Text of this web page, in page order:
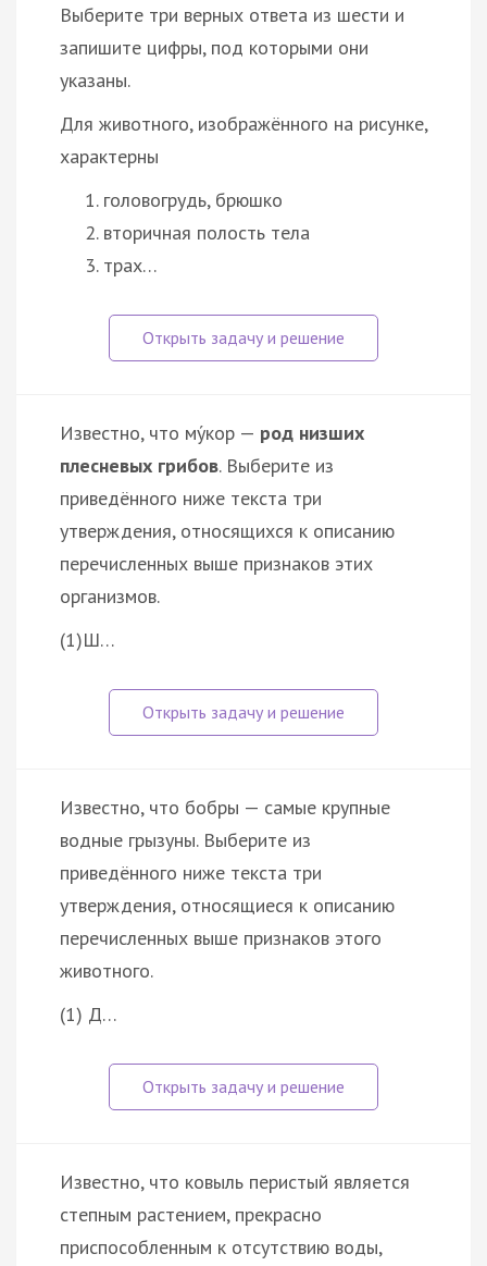
Выберите три верных ответа из шести и
запишите цифры, под которыми они
указаны.
Для животного, изображённого на рисунке,
характерны
головогрудь, брюшко
вторичная полость тела
трах…
Известно, что му́кор — род низших
плесневых грибов. Выберите из
приведённого ниже текста три
утверждения, относящихся к описанию
перечисленных выше признаков этих
организмов.
(1)Ш…
Известно, что бобры — самые крупные
водные грызуны. Выберите из
приведённого ниже текста три
утверждения, относящиеся к описанию
перечисленных выше признаков этого
животного.
(1) Д…
Известно, что ковыль перистый является
степным растением, прекрасно
приспособленным к отсутствию воды,